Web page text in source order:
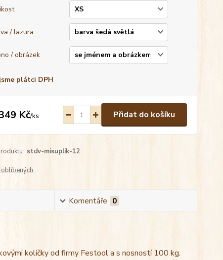
/ lazura
/ obrázek
plátci DPH
Kč/ks Přidat do košíku
stdv-misuplik-12
Komentáře 0
kolíčky od firmy Festool a s nosností 100 kg.